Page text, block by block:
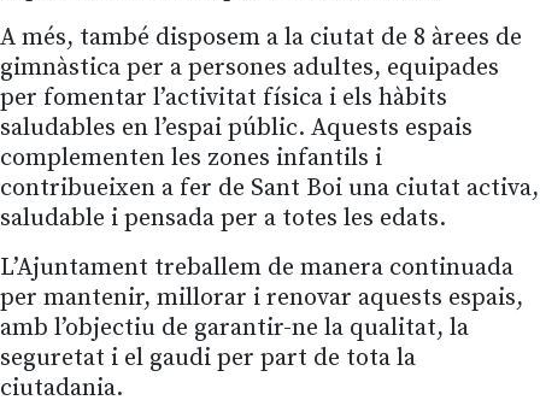
A més, també disposem a la ciutat de 8 àrees de
gimnàstica per a persones adultes, equipades
per fomentar l’activitat física i els hàbits
saludables en l’espai públic. Aquests espais
complementen les zones infantils i
contribueixen a fer de Sant Boi una ciutat activa,
saludable i pensada per a totes les edats.
L’Ajuntament treballem de manera continuada
per mantenir, millorar i renovar aquests espais,
amb l’objectiu de garantir-ne la qualitat, la
seguretat i el gaudi per part de tota la
ciutadania.